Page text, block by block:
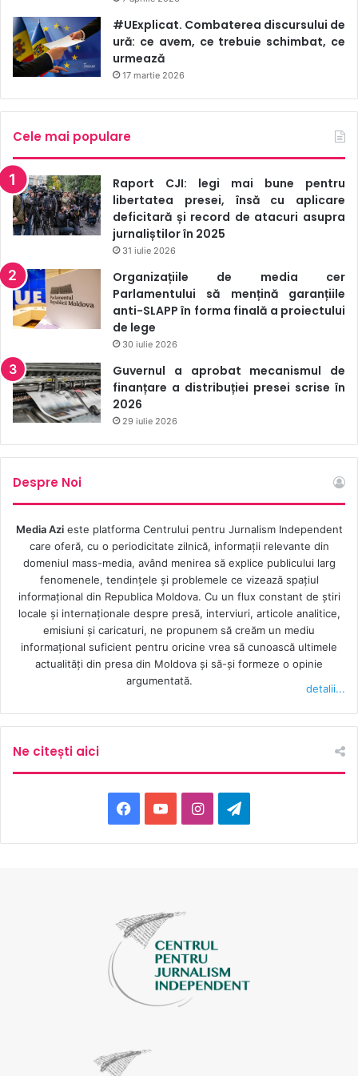
Vogue.ua și altele.#UExplicat. Combaterea discursului de
ură: ce avem, ce trebuie schimbat, ce
urmează
17 martie 2026
Cele mai populare
Raport CJI: legi mai bune pentru
libertatea presei, însă cu aplicare
deficitară și record de atacuri asupra
jurnaliștilor în 2025
31 iulie 2026
Organizațiile de media cer
Parlamentului să mențină garanțiile
anti-SLAPP în forma finală a proiectului
de lege
30 iulie 2026
Guvernul a aprobat mecanismul de
finanțare a distribuției presei scrise în
2026
29 iulie 2026
Despre Noi
Media Azieste platforma Centrului pentru Jurnalism Independent
care oferă, cu o periodicitate zilnică, informații relevante din
domeniul mass-media, având menirea să explice publicului larg
fenomenele, tendințele și problemele ce vizează spațiul
informațional din Republica Moldova. Cu un flux constant de ştiri
locale şi internaţionale despre presă, interviuri, articole analitice,
emisiuni și caricaturi, ne propunem să creăm un mediu
informaţional suficient pentru oricine vrea să cunoască ultimele
actualităţi din presa din Moldova şi să-şi formeze o opinie
argumentată.
detalii...
Ne citești aici
Facebook
YouTubeInstagramTelegram